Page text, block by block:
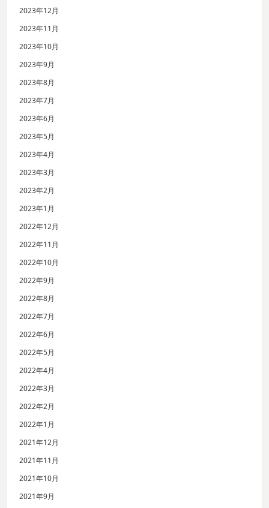
2023年12月
2023年11月
2023年10月
2023年9月
2023年8月
2023年7月
2023年6月
2023年5月
2023年4月
2023年3月
2023年2月
2023年1月
2022年12月
2022年11月
2022年10月
2022年9月
2022年8月
2022年7月
2022年6月
2022年5月
2022年4月
2022年3月
2022年2月
2022年1月
2021年12月
2021年11月
2021年10月
2021年9月